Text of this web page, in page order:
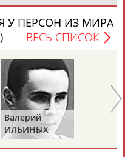
Назир
АБДУЛЛАЕВ
У ПЕРСОН ИЗ МИРА
ВЕСЬ СПИСОК
Валерий
ИЛЬИНЫХ